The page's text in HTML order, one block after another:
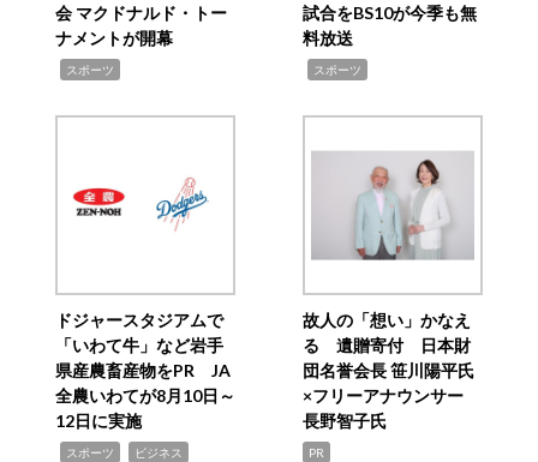
会 マクドナルド・トー
ナメントが開幕
スポーツ
試合をBS10が今季も無
料放送
スポーツ
ドジャースタジアムで
「いわて牛」など岩手
県産農畜産物をPR JA
全農いわてが8月10日～
12日に実施
スポーツ ビジネス
故人の「想い」かなえ
る 遺贈寄付 日本財
団名誉会長 笹川陽平氏
×フリーアナウンサー
長野智子氏
PR